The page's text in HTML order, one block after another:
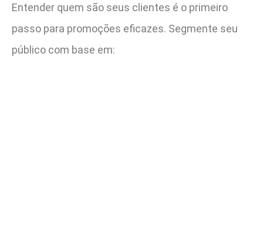
Entender quem são seus clientes é o primeiro
passo para promoções eficazes. Segmente seu
público com base em: